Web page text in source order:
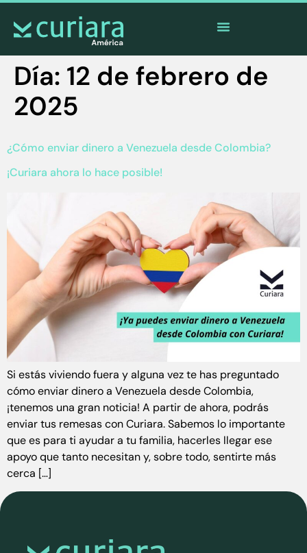
Día: 12 de febrero de
2025
¿Cómo enviar dinero a Venezuela desde Colombia?
¡Curiara ahora lo hace posible!
Si estás viviendo fuera y alguna vez te has preguntado
cómo enviar dinero a Venezuela desde Colombia,
¡tenemos una gran noticia! A partir de ahora, podrás
enviar tus remesas con Curiara. Sabemos lo importante
que es para ti ayudar a tu familia, hacerles llegar ese
apoyo que tanto necesitan y, sobre todo, sentirte más
cerca […]